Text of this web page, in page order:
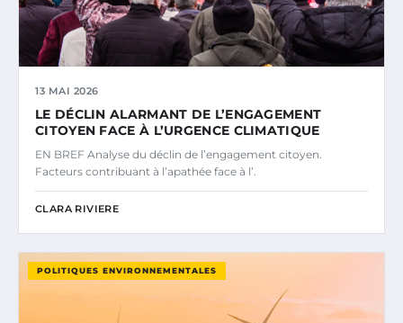
13 MAI 2026
LE DÉCLIN ALARMANT DE L’ENGAGEMENT
CITOYEN FACE À L’URGENCE CLIMATIQUE
EN BREF Analyse du déclin de l’engagement citoyen.
Facteurs contribuant à l’apathée face à l’.
CLARA RIVIERE
POLITIQUES ENVIRONNEMENTALES